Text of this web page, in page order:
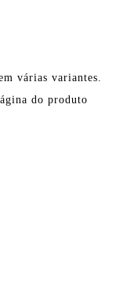
várias variantes.
do produto